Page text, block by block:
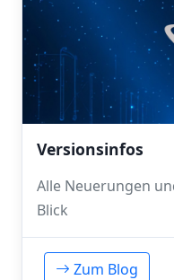
Versionsinfos
Alle Neuerungen
Blick
Zum Blog